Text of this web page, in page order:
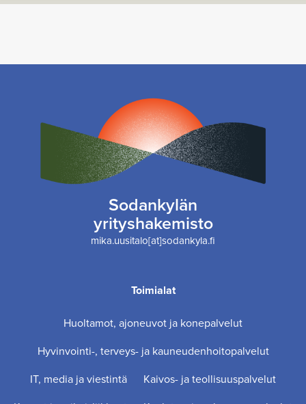
Sodankylän
yrityshakemisto
mika.uusitalo[at]sodankyla.fi
Toimialat
Huoltamot, ajoneuvot ja konepalvelut
Hyvinvointi-, terveys- ja kauneudenhoitopalvelut
IT, media ja viestintä
Kaivos- ja teollisuuspalvelut